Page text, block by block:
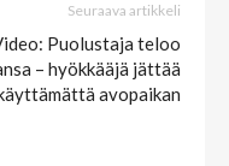
Seuraava artikkeli
Puolustaja teloo
– hyökkääjä jättää
avopaikan